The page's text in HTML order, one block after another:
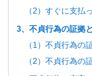
（2）すぐに支払
3、不貞行為の証拠
（1）不貞行為の
（2）不貞行為の